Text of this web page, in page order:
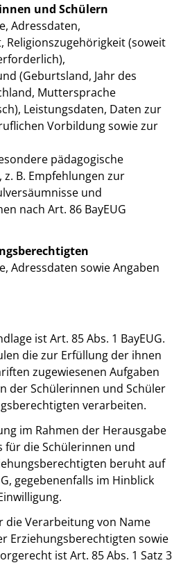
und Schülern
Adressdaten,
Religionszugehörigkeit (soweit
(Geburtsland, Jahr des
Muttersprache
Leistungsdaten, Daten zur
Vorbildung sowie zur
pädagogische
B. Empfehlungen zur
und
nach Art. 86 BayEUG
Adressdaten sowie Angaben
ist Art. 85 Abs. 1 BayEUG.
die zur Erfüllung der ihnen
zugewiesenen Aufgaben
der Schülerinnen und Schüler
verarbeiten.
im Rahmen der Herausgabe
für die Schülerinnen und
beruht auf
gegebenenfalls im Hinblick
die Verarbeitung von Name
Erziehungsberechtigten sowie
ist Art. 85 Abs. 1 Satz 3